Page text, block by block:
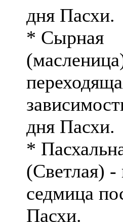
дня Пасхи.
* Сырная
дня Пасхи.
*
(Светлая) -
седмица
Пасхи.